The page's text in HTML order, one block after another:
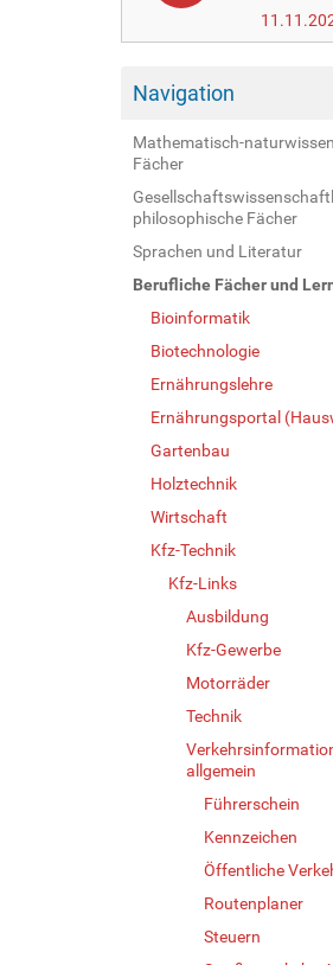
Navigation
Mathematisch-
Fächer
philosophische Fächer
Sprachen und Literatur
Berufliche Fächer und
Bioinformatik
Biotechnologie
Ernährungslehre
Ernährungsportal
Gartenbau
Holztechnik
Wirtschaft
Kfz-Technik
Kfz-Links
Ausbildung
Kfz-Gewerbe
Motorräder
Technik
allgemein
Führerschein
Kennzeichen
Öffentliche
Routenplaner
Steuern